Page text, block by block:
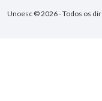
Unoesc © 2026 - Todos os